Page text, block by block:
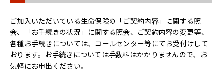
ご加入いただいている生命保険の「ご契約内容」に関する照
会、「お手続きの状況」に関する照会、ご契約内容の変更等、
各種お手続きについては、コールセンター等にてお受付けして
おります。お手続きについては手数料はかかりませんので、お
気軽にお申出ください。